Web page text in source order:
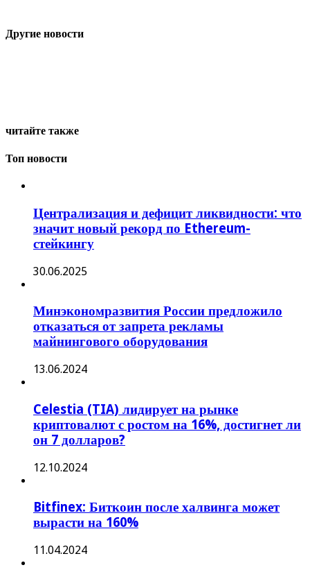
Другие новости
читайте также
Топ новости
Централизация и дефицит ликвидности: что
значит новый рекорд по Ethereum-
стейкингу
30.06.2025
Минэкономразвития России предложило
отказаться от запрета рекламы
майнингового оборудования
13.06.2024
Celestia (TIA) лидирует на рынке
криптовалют с ростом на 16%, достигнет ли
он 7 долларов?
12.10.2024
Bitfinex: Биткоин после халвинга может
вырасти на 160%
11.04.2024